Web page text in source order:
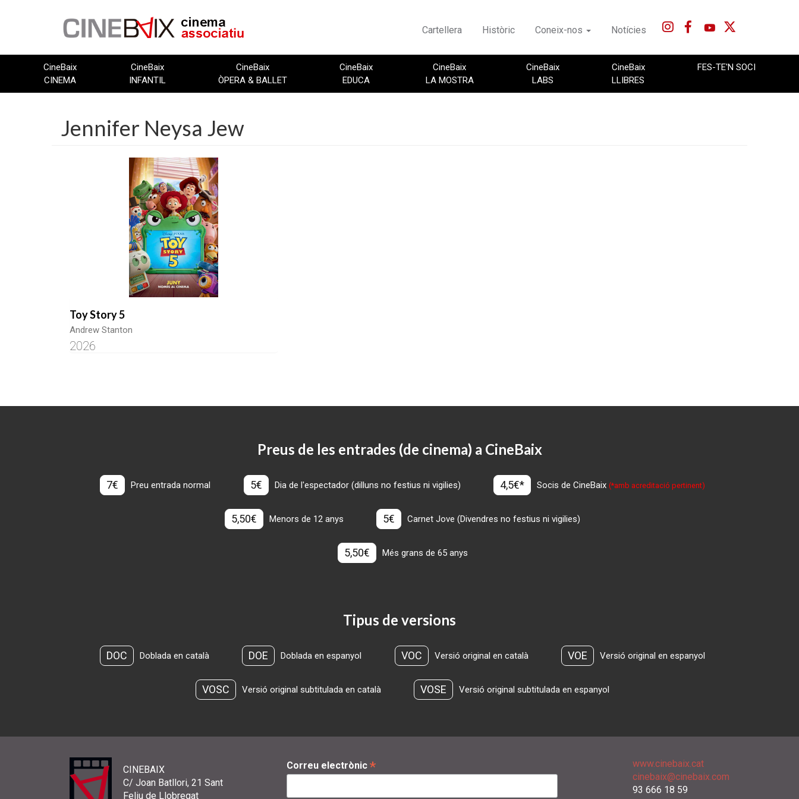
Cartellera Històric Coneix-nos Notícies
CineBaix
CINEMA
CineBaix
INFANTIL
CineBaix
ÒPERA & BALLET
CineBaix
EDUCA
CineBaix
LA MOSTRA
CineBaix
LABS
CineBaix
LLIBRES
FES-TE'N SOCI
Jennifer Neysa Jew
Toy Story 5
Andrew Stanton
2026
Preus de les entrades (de cinema) a CineBaix
7€ Preu entrada normal 5€ Dia de l'espectador (dilluns no festius ni vigilies) 4,5€* Socis de CineBaix(*amb acreditació pertinent)
5,50€ Menors de 12 anys 5€ Carnet Jove (Divendres no festius ni vigilies)
5,50€ Més grans de 65 anys
Tipus de versions
DOC Doblada en català DOE Doblada en espanyol VOC Versió original en català VOE Versió original en espanyol
VOSC Versió original subtitulada en català VOSE Versió original subtitulada en espanyol
CINEBAIX
C/ Joan Batllori, 21 Sant
Feliu de Llobregat
Correu electrònic *
www.cinebaix.cat
cinebaix@cinebaix.com
93 666 18 59